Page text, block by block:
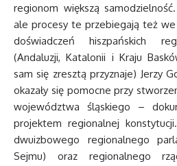
regionom większą
ale procesy te przebiegają też we
doświadczeń hiszpańskich
(Andaluzji, Katalonii i Kraju
sam się zresztą przyznaje) Jerzy
okazały się pomocne przy
województwa śląskiego –
projektem regionalnej
dwuizbowego regionalnego
Sejmu) oraz regionalnego